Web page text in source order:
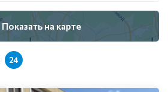
Показать на карте
24